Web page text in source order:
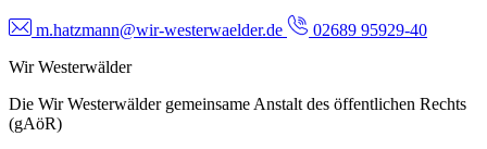
m.hatzmann@wir-westerwaelder.de
02689 95929-40
Wir Westerwälder
Die Wir Westerwälder gemeinsame Anstalt des öffentlichen Rechts
(gAöR)